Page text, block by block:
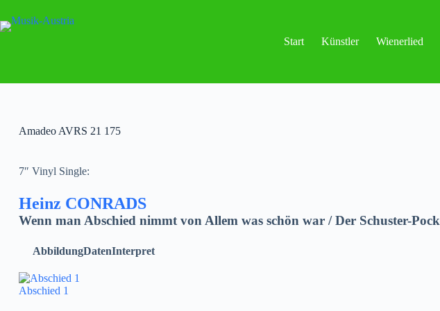
Start Künstler Wienerlied
Amadeo AVRS 21 175
7″ Vinyl Single:
Heinz CONRADS
Wenn man Abschied nimmt von Allem was schön war / Der Schuster-
AbbildungDatenInterpret
Abschied 1